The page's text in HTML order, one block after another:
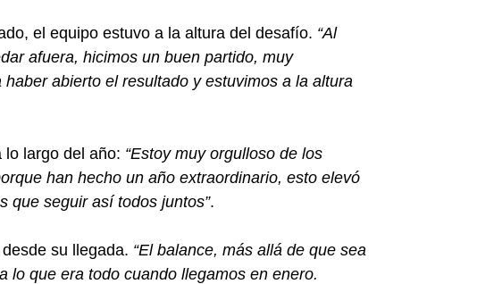
el equipo estuvo a la altura del desafío. “Al
afuera, hicimos un buen partido, muy
abierto el resultado y estuvimos a la altura
lo largo del año: “Estoy muy orgulloso de los
han hecho un año extraordinario, esto elevó
que seguir así todos juntos”.
su llegada. “El balance, más allá de que sea
lo que era todo cuando llegamos en enero.